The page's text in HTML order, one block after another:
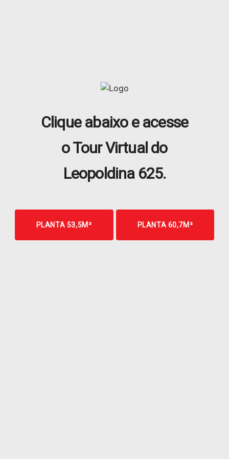
Clique abaixo e acesse
o Tour Virtual do
Leopoldina 625.
PLANTA 53,5M² PLANTA 60,7M²